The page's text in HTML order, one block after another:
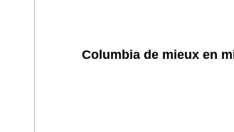
Columbia de mieux en